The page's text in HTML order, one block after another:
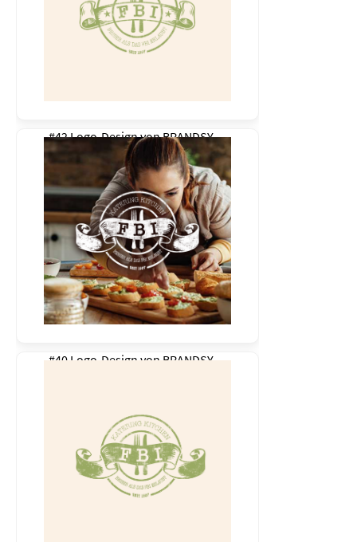
#42 Logo-Design vonBRANDSY
#40 Logo-Design vonBRANDSY